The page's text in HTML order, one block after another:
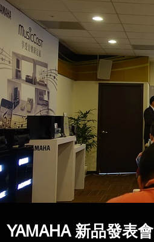
YAMAHA 新品發表會